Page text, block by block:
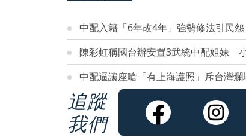
中配入籍「6年改4年」強勢修法引民
陳彩虹稱國台辦安置3武統中配姐妹
中配逼讓座嗆「有上海護照」斥台灣
追蹤
我們